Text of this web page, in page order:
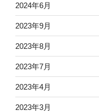
2024年6月
2023年9月
2023年8月
2023年7月
2023年4月
2023年3月